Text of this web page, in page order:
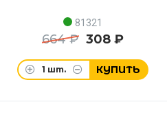
81321
664 ₽ 308 ₽
1 шт. КУПИТЬ